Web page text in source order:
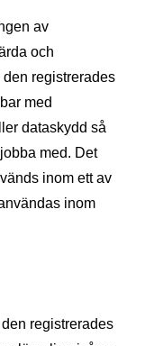
av
och
registrerades
med
dataskydd så
med. Det
inom ett av
inom
registrerades